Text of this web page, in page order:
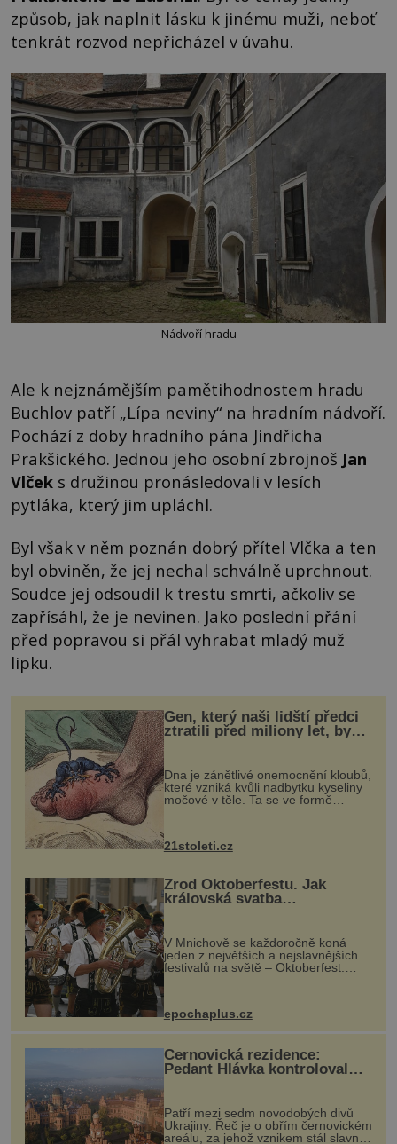
způsob, jak naplnit lásku k jinému muži, neboť
tenkrát rozvod nepřicházel v úvahu.
Nádvoří hradu
Ale k nejznámějším pamětihodnostem hradu
Buchlov patří „Lípa neviny“ na hradním nádvoří.
Pochází z doby hradního pána Jindřicha
Prakšického. Jednou jeho osobní zbrojnoš Jan
Vlček s družinou pronásledovali v lesích
pytláka, který jim upláchl.
Byl však v něm poznán dobrý přítel Vlčka a ten
byl obviněn, že jej nechal schválně uprchnout.
Soudce jej odsoudil k trestu smrti, ačkoliv se
zapřísáhl, že je nevinen. Jako poslední přání
před popravou si přál vyhrabat mladý muž
lipku.
Gen, který naši lidští předci
ztratili před miliony let, by
mohl pomoci s léčbou
„nemoci králů“
Dna je zánětlivé onemocnění kloubů,
které vzniká kvůli nadbytku kyseliny
močové v těle. Ta se ve formě
nohou, a způsobuje bole...
21stoleti.cz
Zrod Oktoberfestu. Jak
královská svatba
odstartovala největší pivní
festival světa
V Mnichově se každoročně koná
jeden z největších a nejslavnějších
festivalů na světě – Oktoberfest.
návštěvníků, kteří si vychutnávají
kultur...
epochaplus.cz
Černovická rezidence:
Pedant Hlávka kontroloval
Patří mezi sedm novodobých divů
Ukrajiny. Řeč je o obřím černovickém
areálu, za jehož vznikem stál slavný